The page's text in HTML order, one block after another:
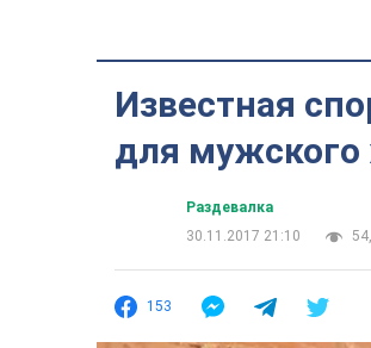
Известная
для мужского
Раздевалка
30.11.2017 21:10
153